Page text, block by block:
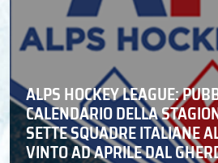
ALPS HOCKEY LEAGUE:
CALENDARIO DELLA
SETTE SQUADRE ITALIANE
VINTO AD APRILE DAL